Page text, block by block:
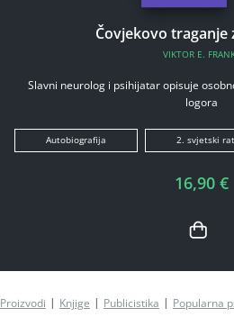
Čovjekovo traganje
VIKTOR E.
Slavni neurolog i psihijatar opisuje
logora
Autobiografija 2. svjetski rat
16,90 €
Proizvodi Knjige Publicistika Popularna